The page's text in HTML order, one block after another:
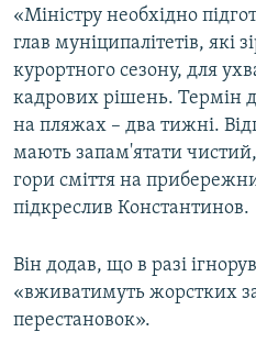
«Міністру необхідно
глав муніципалітетів, які
курортного сезону, для
кадрових рішень. Термін
на пляжах – два тижні.
мають запам'ятати
гори сміття на
підкреслив Константинов.
Він додав, що в разі
«вживатимуть жорстких
перестановок».